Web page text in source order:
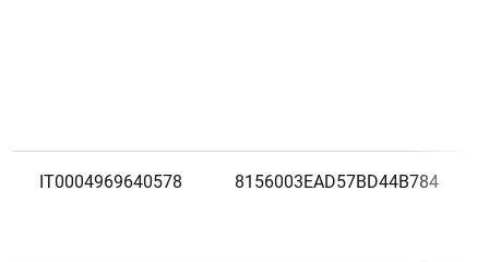
IT0004969640578 8156003EAD57BD44B784